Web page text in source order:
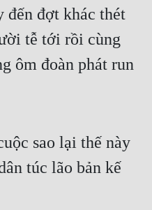
đến đợt khác thét
tễ tới rồi cùng
ôm đoàn phát run
sao lại thế này
túc lão bản kế